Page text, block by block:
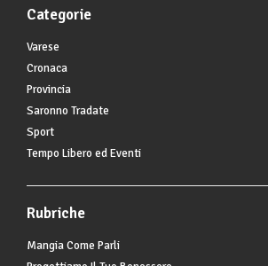
Categorie
Varese
Cronaca
Provincia
Saronno Tradate
Sport
Tempo Libero ed Eventi
Rubriche
Mangia Come Parli